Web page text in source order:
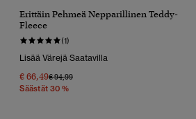
Erittäin Pehmeä Nepparillinen Teddy-
Fleece
(1)
Lisää Värejä Saatavilla
€ 66,49Hinta Alennettu Hinnasta
€ 94,99Hintaan
Säästät 30 %